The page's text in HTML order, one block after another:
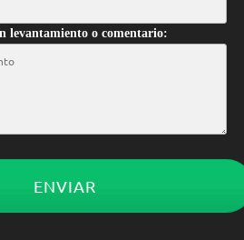
levantamiento o comentario:
ENVIAR